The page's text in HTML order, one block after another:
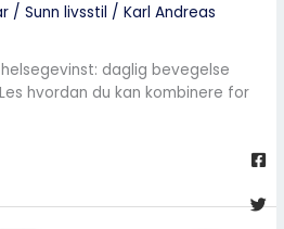
/Sunn livsstil /Karl Andreas
daglig bevegelse
hvordan du kan kombinere for